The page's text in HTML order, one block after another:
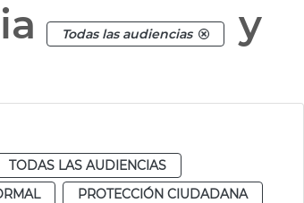
Todas las audiencias
y
TODAS LAS AUDIENCIAS
PROTECCIÓN CIUDADANA